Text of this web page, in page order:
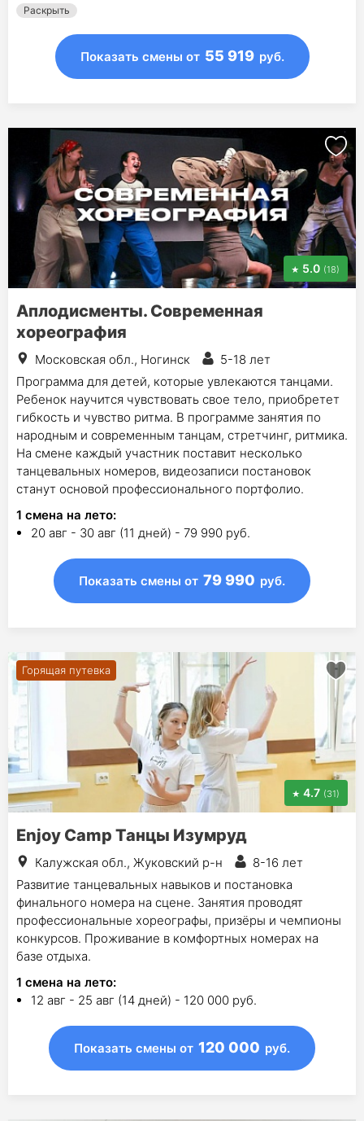
Раскрыть
Показать смены от 55 919 руб.
5.0 (18)
Аплодисменты. Современная
хореография
Московская обл., Ногинск
5-18 лет
Программа для детей, которые увлекаются танцами.
Ребенок научится чувствовать свое тело, приобретет
гибкость и чувство ритма. В программе занятия по
народным и современным танцам, стретчинг, ритмика.
На смене каждый участник поставит несколько
танцевальных номеров, видеозаписи постановок
станут основой профессионального портфолио.
1 смена на лето:
20 авг - 30 авг (11 дней) - 79 990 руб.
Показать смены от 79 990 руб.
Горящая путевка
4.7 (31)
Enjoy Camp Танцы Изумруд
Калужская обл., Жуковский р-н
8-16 лет
Развитие танцевальных навыков и постановка
финального номера на сцене. Занятия проводят
профессиональные хореографы, призёры и чемпионы
конкурсов. Проживание в комфортных номерах на
базе отдыха.
1 смена на лето:
12 авг - 25 авг (14 дней) - 120 000 руб.
Показать смены от 120 000 руб.